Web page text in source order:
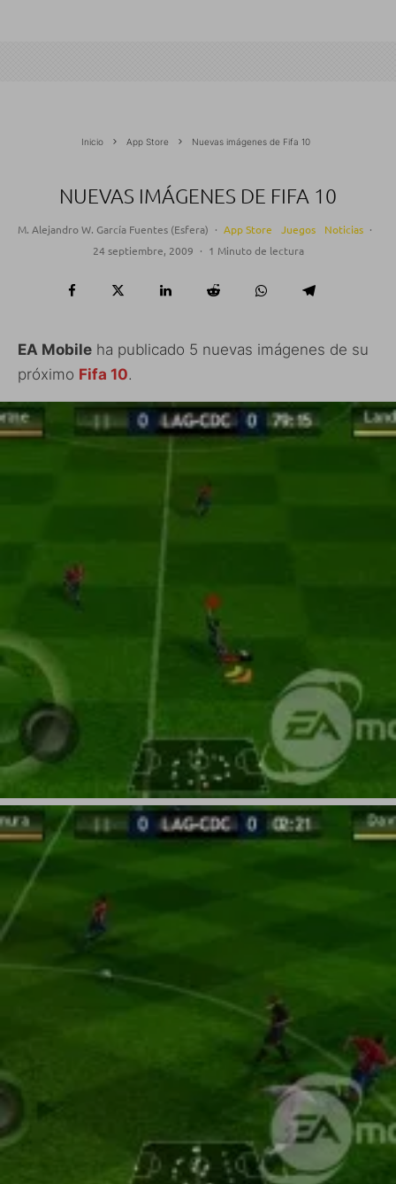
Inicio App Store Nuevas imágenes de Fifa 10
NUEVAS IMÁGENES DE FIFA 10
M. Alejandro W. García Fuentes (Esfera) · App Store Juegos Noticias ·
24 septiembre, 2009 · 1 Minuto de lectura
EA Mobile ha publicado 5 nuevas imágenes de su
próximo Fifa 10.